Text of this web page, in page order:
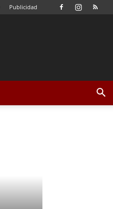
Publicidad